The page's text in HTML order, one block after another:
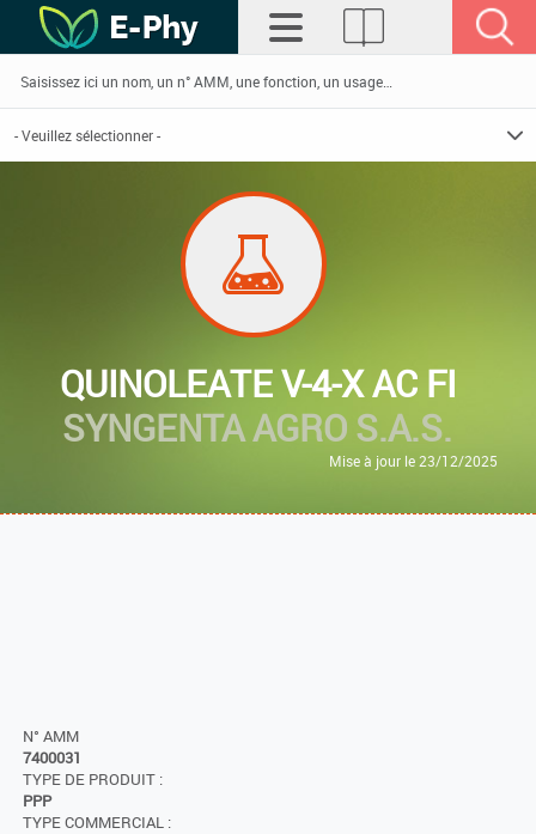
QUINOLEATE V-4-X AC FI
SYNGENTA AGRO S.A.S.
Mise à jour le 23/12/2025
N° AMM
7400031
TYPE DE PRODUIT :
PPP
TYPE COMMERCIAL :